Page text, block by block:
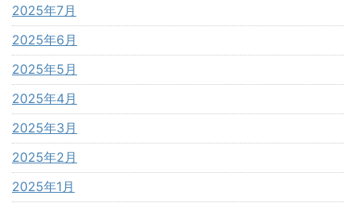
2025年7月
2025年6月
2025年5月
2025年4月
2025年3月
2025年2月
2025年1月